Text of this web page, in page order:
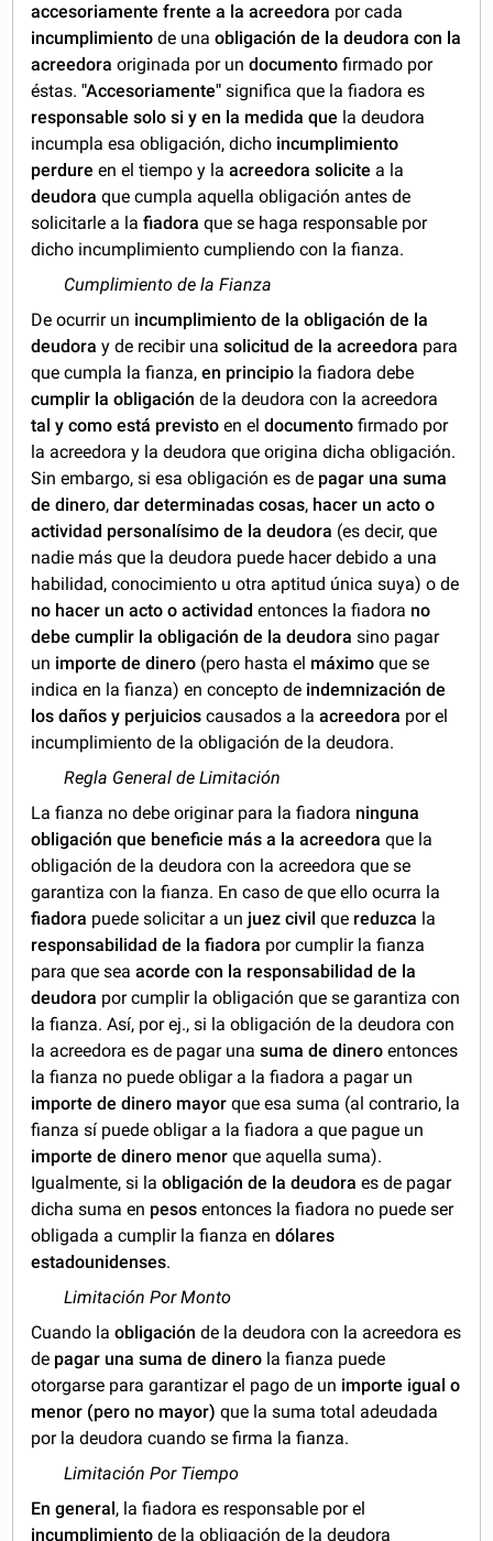
accesoriamente frente a la acreedora por cada
incumplimiento de unaobligación de la deudora con la
acreedora originada por undocumento firmado por
éstas."Accesoriamente" significa que la fiadora es
responsable solo si y en la medida que la deudora
incumpla esa obligación, dicho incumplimiento
perdure en el tiempo y laacreedora solicite a la
deudora que cumpla aquella obligación antes de
solicitarle a lafiadora que se haga responsable por
dicho incumplimiento cumpliendo con la fianza.
Cumplimiento de la Fianza
De ocurrir un incumplimiento de la obligación de la
deudora y de recibir unasolicitud de la acreedora para
que cumpla la fianza,en principio la fiadora debe
cumplir la obligación de la deudora con la acreedora
tal y como está previsto en eldocumento firmado por
la acreedora y la deudora que origina dicha obligación.
Sin embargo, si esa obligación es de pagar una suma
de dinero,dar determinadas cosas, hacer un acto o
actividad personalísimo de la deudora (es decir, que
nadie más que la deudora puede hacer debido a una
habilidad, conocimiento u otra aptitud única suya) o de
no hacer un acto o actividad entonces la fiadora no
debe cumplir la obligación de la deudora sino pagar
un importe de dinero (pero hasta el máximo que se
indica en la fianza) en concepto de indemnización de
los daños y perjuicios causados a laacreedora por el
incumplimiento de la obligación de la deudora.
Regla General de Limitación
La fianza no debe originar para la fiadora ninguna
obligación que beneficie más a la acreedora que la
obligación de la deudora con la acreedora que se
garantiza con la fianza. En caso de que ello ocurra la
fiadora puede solicitar a un juez civil que reduzca la
responsabilidad de la fiadora por cumplir la fianza
para que seaacorde con la responsabilidad de la
deudora por cumplir la obligación que se garantiza con
la fianza. Así, por ej., si la obligación de la deudora con
la acreedora es de pagar unasuma de dinero entonces
la fianza no puede obligar a la fiadora a pagar un
importe de dinero mayor que esa suma (al contrario, la
fianza sí puede obligar a la fiadora a que pague un
importe de dinero menor que aquella suma).
Igualmente, si laobligación de la deudora es de pagar
dicha suma en pesos entonces la fiadora no puede ser
obligada a cumplir la fianza endólares
estadounidenses.
Limitación Por Monto
Cuando laobligación de la deudora con la acreedora es
de pagar una suma de dinero la fianza puede
otorgarse para garantizar el pago de un importe igual o
menor (pero no mayor) que la suma total adeudada
por la deudora cuando se firma la fianza.
Limitación Por Tiempo
En general , la fiadora es responsable por el
incumplimiento de la obligación de la deudora